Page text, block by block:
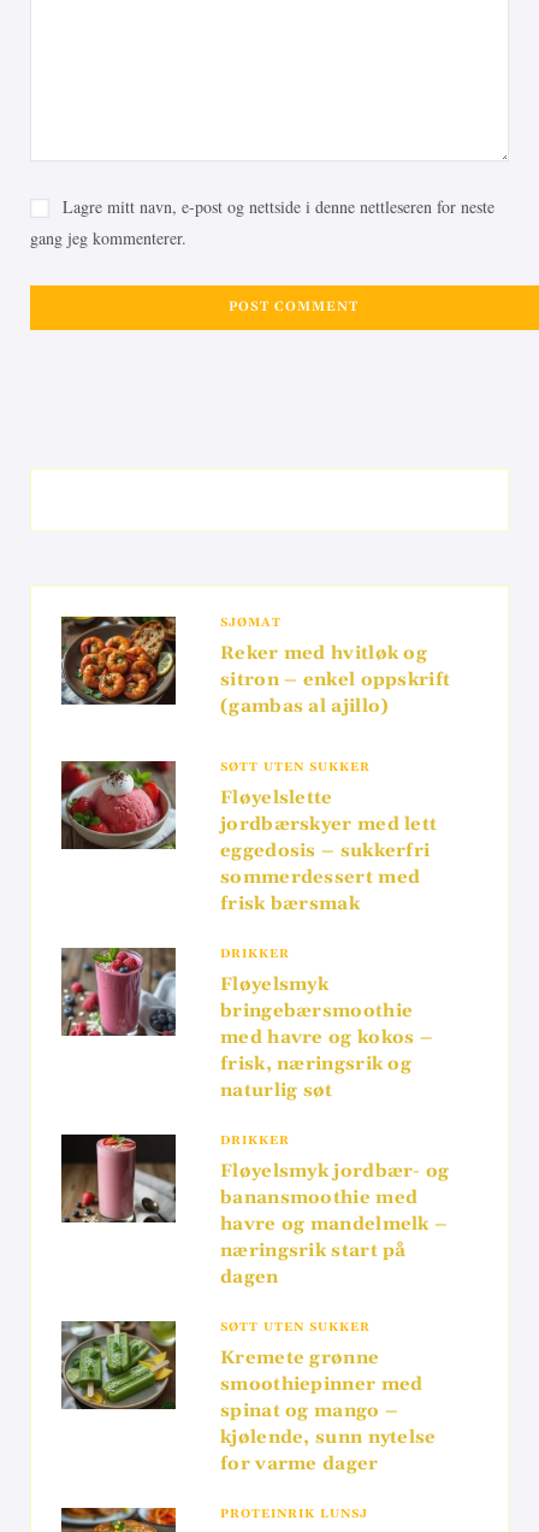
Lagre mitt navn, e-post og nettside i denne nettleseren for neste
gang jeg kommenterer.
SJØMAT
Reker med hvitløk og
sitron – enkel oppskrift
(gambas al ajillo)
SØTT UTEN SUKKER
Fløyelslette
jordbærskyer med lett
eggedosis – sukkerfri
sommerdessert med
frisk bærsmak
DRIKKER
Fløyelsmyk
bringebærsmoothie
med havre og kokos –
frisk, næringsrik og
naturlig søt
DRIKKER
Fløyelsmyk jordbær- og
banansmoothie med
havre og mandelmelk –
næringsrik start på
dagen
SØTT UTEN SUKKER
Kremete grønne
smoothiepinner med
spinat og mango –
kjølende, sunn nytelse
for varme dager
PROTEINRIK LUNSJ